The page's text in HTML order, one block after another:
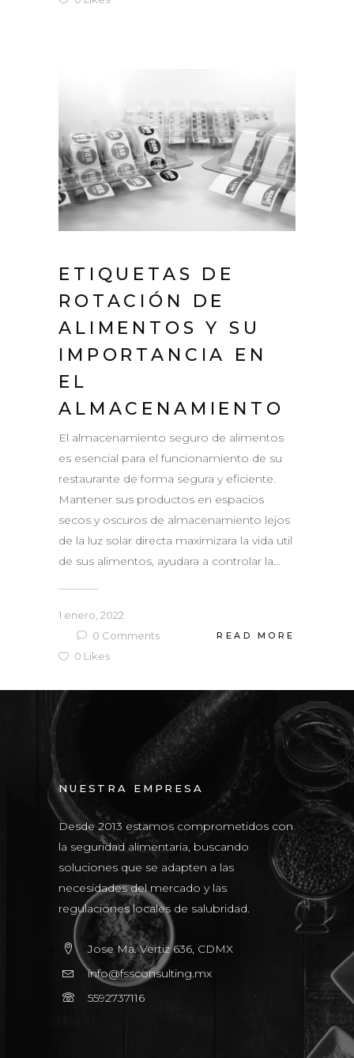
ETIQUETAS DE
ROTACIÓN DE
ALIMENTOS Y SU
IMPORTANCIA EN
EL
ALMACENAMIENTO
El almacenamiento seguro de alimentos
es esencial para el funcionamiento de su
restaurante de forma segura y eficiente.
Mantener sus productos en espacios
secos y oscuros de almacenamiento lejos
de la luz solar directa maximizara la vida util
de sus alimentos, ayudara a controlar la...
1 enero, 2022
0 Comments
0 Likes
READ MORE
NUESTRA EMPRESA
Desde 2013 estamos comprometidos con
la seguridad alimentaria, buscando
soluciones que se adapten a las
necesidades del mercado y las
regulaciones locales de salubridad.
Jose Ma. Vertiz 636, CDMX
info@fssconsulting.mx
5592737116